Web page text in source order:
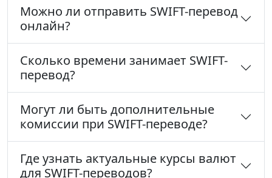
Можно ли отправить SWIFT-перевод
онлайн?
Сколько времени занимает SWIFT-
перевод?
Могут ли быть дополнительные
комиссии при SWIFT-переводе?
Где узнать актуальные курсы валют
для SWIFT-переводов?